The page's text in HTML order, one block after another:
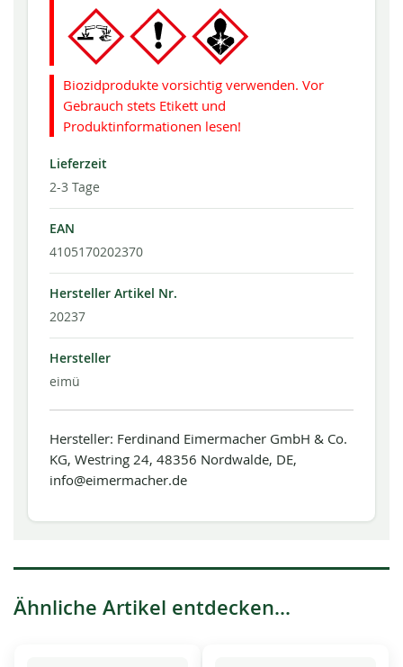
Biozidprodukte vorsichtig verwenden. Vor
Gebrauch stets Etikett und
Produktinformationen lesen!
Lieferzeit
2-3 Tage
EAN
4105170202370
Hersteller Artikel Nr.
20237
Hersteller
eimü
Hersteller: Ferdinand Eimermacher GmbH & Co.
KG, Westring 24, 48356 Nordwalde, DE,
info@eimermacher.de
Ähnliche Artikel entdecken...